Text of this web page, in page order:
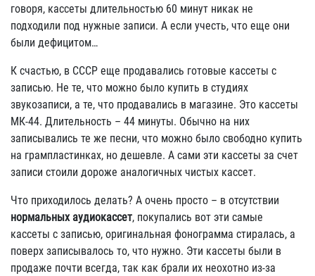
говоря, кассеты длительностью 60 минут никак не
подходили под нужные записи. А если учесть, что еще они
были дефицитом…
К счастью, в СССР еще продавались готовые кассеты с
записью. Не те, что можно было купить в студиях
звукозаписи, а те, что продавались в магазине. Это кассеты
МК-44. Длительность – 44 минуты. Обычно на них
записывались те же песни, что можно было свободно купить
на грампластинках, но дешевле. А сами эти кассеты за счет
записи стоили дороже аналогичных чистых кассет.
Что приходилось делать? А очень просто – в отсутствии
нормальных аудиокассет, покупались вот эти самые
кассеты с записью, оригинальная фонограмма стиралась, а
поверх записывалось то, что нужно. Эти кассеты были в
продаже почти всегда, так как брали их неохотно из-за